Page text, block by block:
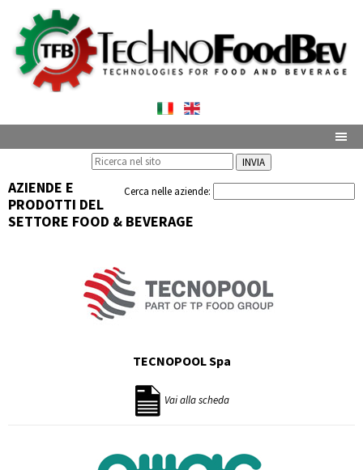
INVIA
Cerca nelle aziende:
AZIENDE E
PRODOTTI DEL
SETTORE FOOD & BEVERAGE
TECNOPOOL Spa
Vai alla scheda